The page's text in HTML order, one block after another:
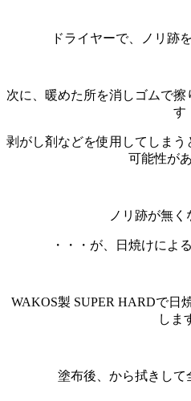
ドライヤーで、ノリ跡
次に、暖めた所を消しゴムで擦
す
剥がし剤などを使用してしまう
可能性が
ノリ跡が無く
・・・が、日焼けによ
WAKOS製 SUPER HARDで日
しま
塗布後、から拭きして